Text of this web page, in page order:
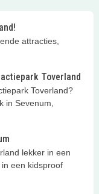
attracties,
Toverland
Toverland?
in Sevenum,
lekker in een
een kidsproof